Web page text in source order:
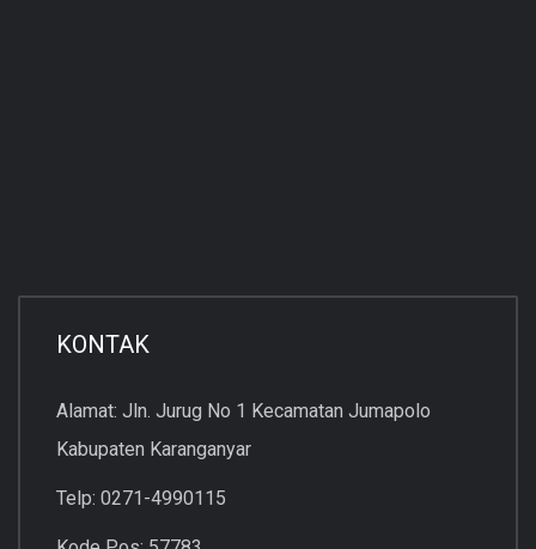
KONTAK
Alamat: Jln. Jurug No 1 Kecamatan Jumapolo
Kabupaten Karanganyar
Telp: 0271-4990115